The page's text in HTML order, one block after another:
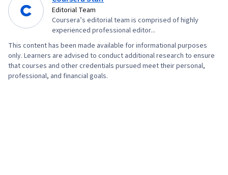
Editorial Team
Coursera’s editorial team is comprised of highly
experienced professional editor...
This content has been made available for informational purposes
only. Learners are advised to conduct additional research to ensure
that courses and other credentials pursued meet their personal,
professional, and financial goals.